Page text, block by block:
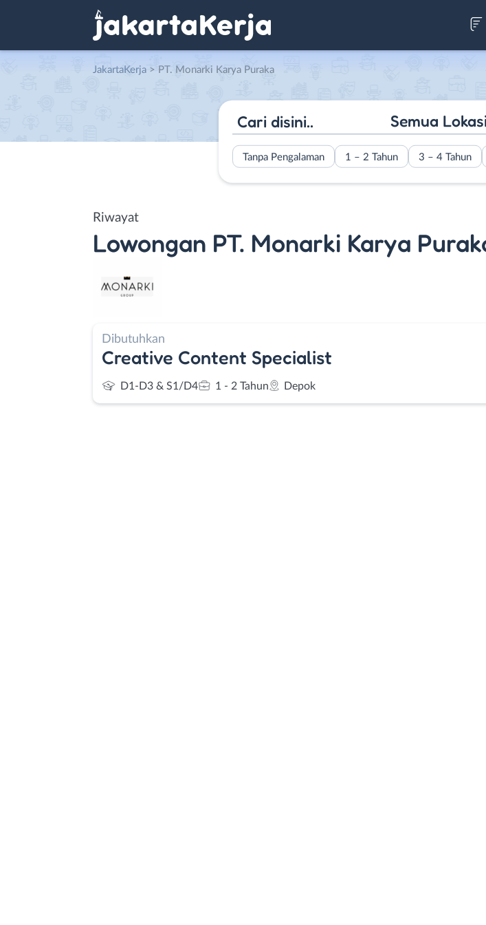
JakartaKerja > PT. Monarki Karya Puraka
Semua
Tanpa Pengalaman 1 – 2 Tahun 3 – 4 Tahun
Riwayat
Lowongan PT. Monarki Karya
Dibutuhkan
Creative Content Specialist
D1-D3 & S1/D4 1 - 2 Tahun Depok